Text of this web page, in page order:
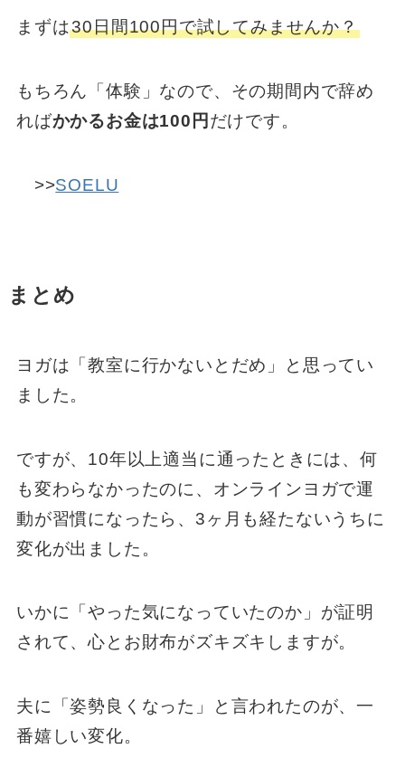
まずは30日間100円で試してみませんか？
もちろん「体験」なので、その期間内で辞め
ればかかるお金は100円 だけです。
>>SOELU
まとめ
ヨガは「教室に行かないとだめ」と思ってい
ました。
ですが、10年以上適当に通ったときには、何
も変わらなかったのに、オンラインヨガで運
動が習慣になったら、3ヶ月も経たないうちに
変化が出ました。
いかに「やった気になっていたのか」が証明
されて、心とお財布がズキズキしますが。
夫に「姿勢良くなった」と言われたのが、一
番嬉しい変化。